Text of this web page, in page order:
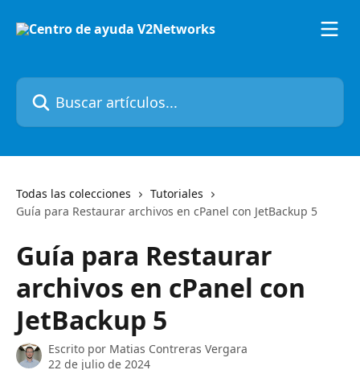
Buscar artículos...
Todas las colecciones
Tutoriales
Guía para Restaurar archivos en cPanel con JetBackup 5
Guía para Restaurar
archivos en cPanel con
JetBackup 5
Escrito por Matias Contreras Vergara
22 de julio de 2024